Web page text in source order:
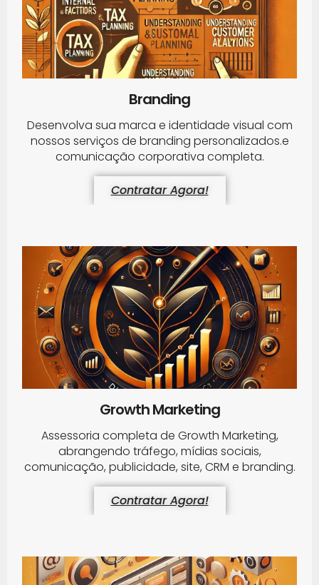
Branding
Desenvolva sua marca e identidade visual com
nossos serviços de branding personalizados.e
comunicação corporativa completa.
Contratar Agora!
Growth Marketing
Assessoria completa de Growth Marketing,
abrangendo tráfego, mídias sociais,
comunicação, publicidade, site, CRM e branding.
Contratar Agora!